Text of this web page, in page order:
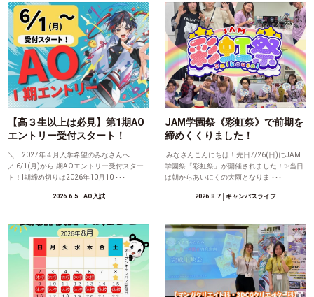
【高３生以上は必見】第1期AO
エントリー受付スタート！
＼ 2027年４月入学希望のみなさんへ
／ 6/1(月)からⅠ期AOエントリー受付スター
ト！Ⅰ期締め切りは2026年10月10 ･･･
2026.6.5│AO入試
JAM学園祭《彩虹祭》で前期を
締めくくりました！
みなさんこんにちは！先日7/26(日)にJAM
学園祭「彩虹祭」が開催されました！✨当日
は朝からあいにくの大雨となりま ･･･
2026.8.7│キャンパスライフ